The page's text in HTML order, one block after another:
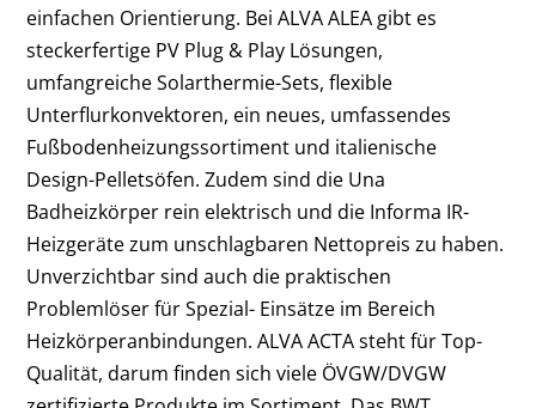
einfachen Orientierung. Bei ALVA ALEA gibt es
steckerfertige PV Plug & Play Lösungen,
umfangreiche Solarthermie-Sets, flexible
Unterflurkonvektoren, ein neues, umfassendes
Fußbodenheizungssortiment und italienische
Design-Pelletsöfen. Zudem sind die Una
Badheizkörper rein elektrisch und die Informa IR-
Heizgeräte zum unschlagbaren Nettopreis zu haben.
Unverzichtbar sind auch die praktischen
Problemlöser für Spezial- Einsätze im Bereich
Heizkörperanbindungen. ALVA ACTA steht für Top-
Qualität, darum finden sich viele ÖVGW/DVGW